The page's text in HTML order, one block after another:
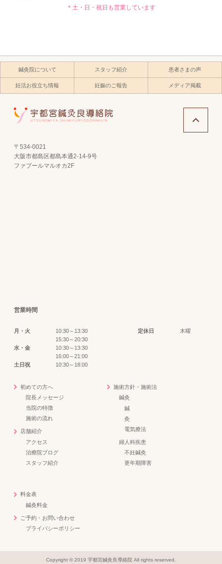
＊土・日・祝日も営業しています
鍼灸院について スタッフ紹介 患者さまの声
妊活お役立ち情報 妊娠のご報告 メディア掲載
〒534-0021
大阪市都島区都島本通2-14-9号
ファブールマルオカ2F
営業時間
月・火
10:30～13:30
15:30～20:30
定休日 木曜
水・金
10:30～13:30
16:00～21:00
土日祝
10:30～18:00
初めての方へ
院長メッセージ
当院の特徴
施術の流れ
店舗紹介
アクセス
治療院ブログ
スタッフ紹介
施術方針・施術法
鍼灸
鍼
灸
電気療法
婦人科疾患
不妊鍼灸
更年期障害
料金表
鍼灸料金
ご予約・お問い合わせ
プライバシーポリシー
Copyright © 2019 宇都宮鍼灸良導絡院 All rights reserved.